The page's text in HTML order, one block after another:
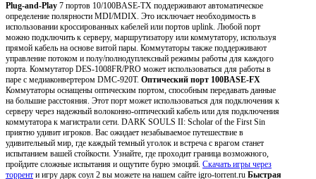
Plug-and-Play 7 портов 10/100BASE-TX поддерживают автоматическое
определение полярности MDI/MDIX. Это исключает необходимость в
использовании кроссированных кабелей или портов uplink. Любой порт
можно подключить к серверу, маршрутизатору или коммутатору, используя
прямой кабель на основе витой пары. Коммутаторы также поддерживают
управление потоком и полу/полнодуплексный режимы работы для каждого
порта. Коммутатор DES-1008FR/PRO может использоваться для работы в
паре с медиаконвертером DMC-920T. Оптический порт 100BASE-FX
Коммутаторы оснащены оптическим портом, способным передавать данные
на большие расстояния. Этот порт может использоваться для подключения к
серверу через надежный волоконно-оптический кабель или для подключения
коммутатора к магистрали сети. DARK SOULS II: Scholar of the First Sin
приятно удивит игроков. Вас ожидает незабываемое путешествие в
удивительный мир, где каждый темный уголок и встреча с врагом станет
испытанием вашей стойкости. Узнайте, где проходит граница возможного,
пройдите сложные испытания и ощутите бурю эмоций. Скачать игры через
торрент и игру дарк соул 2 вы можете на нашем сайте igro-torrent.ru Быстрая